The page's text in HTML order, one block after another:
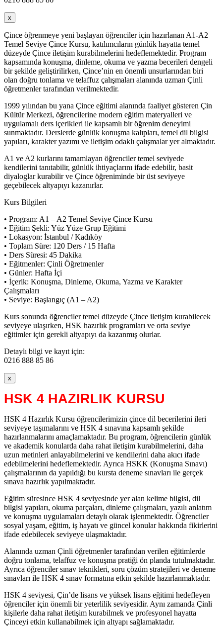
x
Çince öğrenmeye yeni başlayan öğrenciler için hazırlanan A1-A2
Temel Seviye Çince Kursu, katılımcıların günlük hayatta temel
düzeyde Çince iletişim kurabilmelerini hedeflemektedir. Program
kapsamında konuşma, dinleme, okuma ve yazma becerileri dengeli
bir şekilde geliştirilirken, Çince’nin en önemli unsurlarından biri
olan doğru tonlama ve telaffuz çalışmaları alanında uzman Çinli
öğretmenler tarafından verilmektedir.
1999 yılından bu yana Çince eğitimi alanında faaliyet gösteren Çin
Kültür Merkezi, öğrencilerine modern eğitim materyalleri ve
uygulamalı ders içerikleri ile kapsamlı bir öğrenim deneyimi
sunmaktadır. Derslerde günlük konuşma kalıpları, temel dil bilgisi
yapıları, karakter yazımı ve iletişim odaklı çalışmalar yer almaktadır.
A1 ve A2 kurlarını tamamlayan öğrenciler temel seviyede
kendilerini tanıtabilir, günlük ihtiyaçlarını ifade edebilir, basit
diyaloglar kurabilir ve Çince öğreniminde bir üst seviyeye
geçebilecek altyapıyı kazanırlar.
Kurs Bilgileri
• Program: A1 – A2 Temel Seviye Çince Kursu
• Eğitim Şekli: Yüz Yüze Grup Eğitimi
• Lokasyon: İstanbul / Kadıköy
• Toplam Süre: 120 Ders / 15 Hafta
• Ders Süresi: 45 Dakika
• Eğitmenler: Çinli Öğretmenler
• Günler: Hafta İçi
• İçerik: Konuşma, Dinleme, Okuma, Yazma ve Karakter
Çalışmaları
• Seviye: Başlangıç (A1 – A2)
Kurs sonunda öğrenciler temel düzeyde Çince iletişim kurabilecek
seviyeye ulaşırken, HSK hazırlık programları ve orta seviye
eğitimler için gerekli altyapıyı da kazanmış olurlar.
Detaylı bilgi ve kayıt için:
0216 888 85 86
x
HSK 4 HAZIRLIK KURSU
HSK 4 Hazırlık Kursu öğrencilerimizin çince dil becerilerini ileri
seviyeye taşımalarını ve HSK 4 sınavına kapsamlı şekilde
hazırlanmalarını amaçlamaktadır. Bu program, öğrencilerin günlük
ve akademik konularda daha rahat iletişim kurabilmelerini, daha
uzun metinleri anlayabilmelerini ve kendilerini daha akıcı ifade
edebilmelerini hedeflemektedir. Ayrıca HSKK (Konuşma Sınavı)
çalışmalarının da yapıldığı bu kursta deneme sınavları ile gerçek
sınava hazırlık yapılmaktadır.
Eğitim süresince HSK 4 seviyesinde yer alan kelime bilgisi, dil
bilgisi yapıları, okuma parçaları, dinleme çalışmaları, yazılı anlatım
ve konuşma uygulamaları detaylı olarak işlenmektedir. Öğrenciler
sosyal yaşam, eğitim, iş hayatı ve güncel konular hakkında fikirlerini
ifade edebilecek seviyeye ulaşmaktadır.
Alanında uzman Çinli öğretmenler tarafından verilen eğitimlerde
doğru tonlama, telaffuz ve konuşma pratiği ön planda tutulmaktadır.
Ayrıca öğrenciler sınav teknikleri, soru çözüm stratejileri ve deneme
sınavları ile HSK 4 sınav formatına etkin şekilde hazırlanmaktadır.
HSK 4 seviyesi, Çin’de lisans ve yüksek lisans eğitimi hedefleyen
öğrenciler için önemli bir yeterlilik seviyesidir. Aynı zamanda Çinli
kişilerle daha rahat iletişim kurabilmek ve profesyonel hayatta
Çinceyi etkin kullanabilmek için altyapı sağlamaktadır.